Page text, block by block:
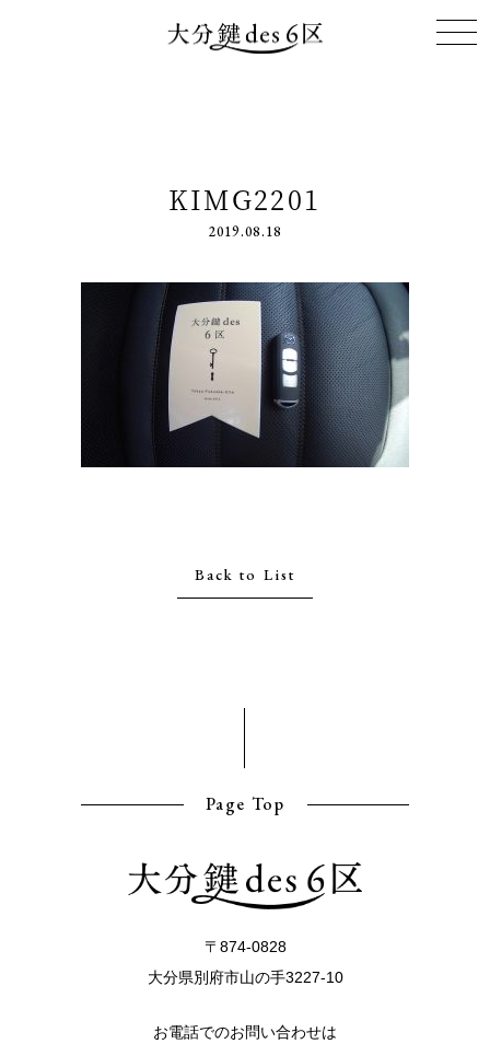
KIMG2201
2019.08.18
Back to List
Page Top
〒874-0828
大分県別府市山の手3227-10
お電話でのお問い合わせは